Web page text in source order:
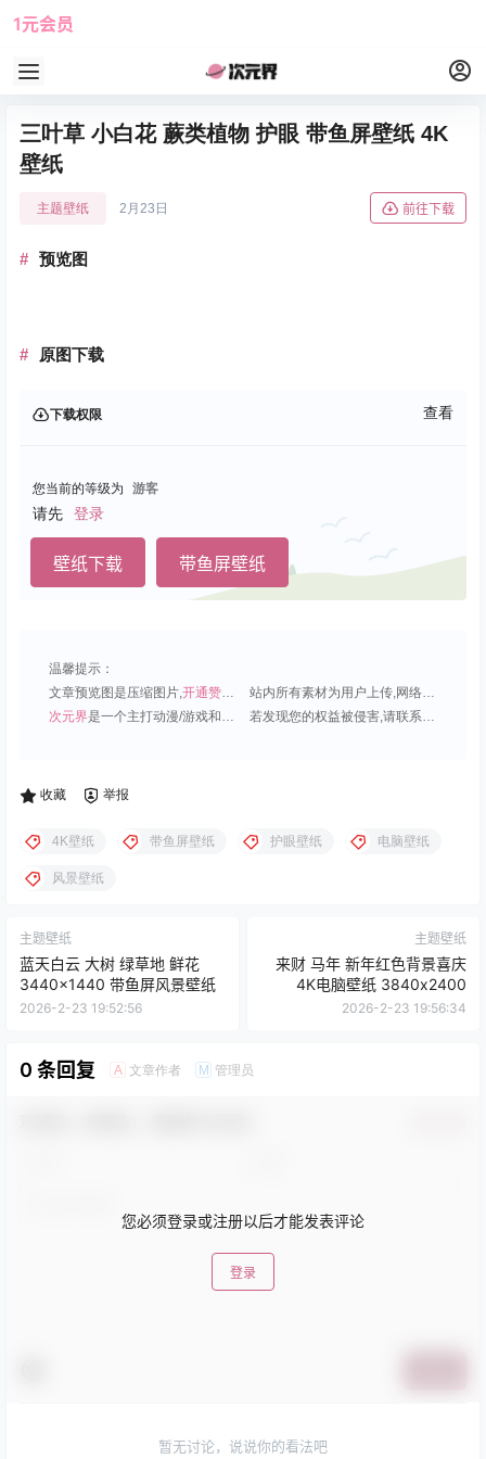
1元会员
三叶草 小白花 蕨类植物 护眼 带鱼屏壁纸 4K
壁纸
主题壁纸 2月23日 前往下载
预览图
原图下载
下载权限 查看
您当前的等级为 游客
请先 登录
壁纸下载 带鱼屏壁纸
温馨提示：
文章预览图是压缩图片,开通赞助会员 可免费下载超清原图;
站内所有素材为用户上传,网络分享或原创,请勿用于商业用途;
次元界是一个主打动漫/游戏和虚拟偶像角色的插画壁纸平台; 若发现您的权益被侵害,请联系QQ1815919191,我们尽快处理.
收藏 举报
4K壁纸 带鱼屏壁纸 护眼壁纸 电脑壁纸
风景壁纸
主题壁纸
蓝天白云 大树 绿草地 鲜花
3440x1440 带鱼屏风景壁纸
2026-2-23 19:52:56
主题壁纸
来财 马年 新年红色背景喜庆
4K电脑壁纸 3840x2400
2026-2-23 19:56:34
0 条回复 A 文章作者 M 管理员
您必须登录或注册以后才能发表评论
登录
暂无讨论，说说你的看法吧